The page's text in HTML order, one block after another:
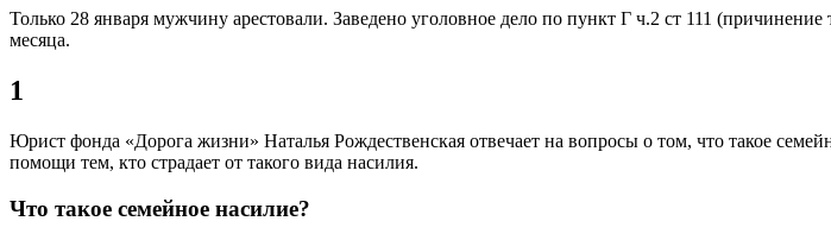
Только 28 января мужчину арестовали. Заведено уголовное дело по пункт Г ч.2 ст 111
месяца.
1
Юрист фонда «Дорога жизни» Наталья Рождественская отвечает на вопросы о том, что такое
помощи тем, кто страдает от такого вида насилия.
Что такое семейное насилие?